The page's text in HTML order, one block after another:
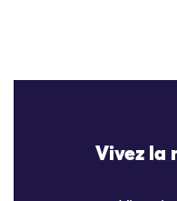
Vivez la